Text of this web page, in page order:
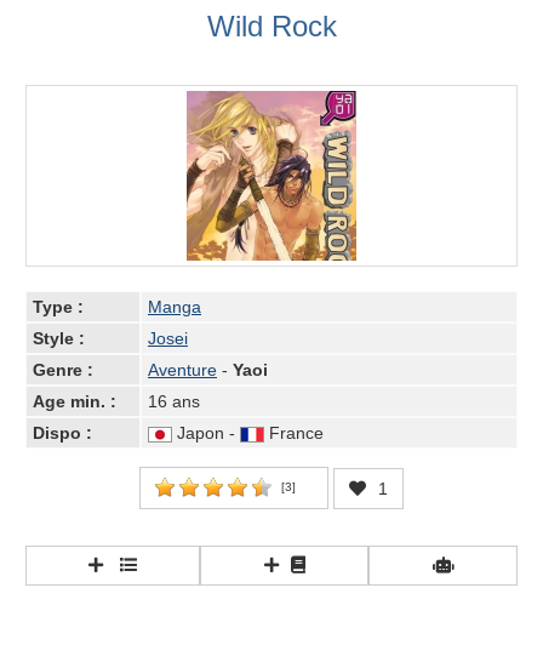
Wild Rock
Type :
Manga
Style :
Josei
Genre :
Aventure - Yaoi
Age min. :
16 ans
Dispo :
Japon - France
[3] 1